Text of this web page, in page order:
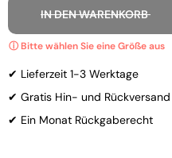
IN DEN WARENKORB
✔ Lieferzeit 1-3 Werktage
✔ Gratis Hin- und
✔ Ein Monat Rückgaberecht